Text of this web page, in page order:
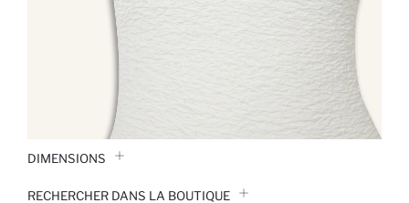
DIMENSIONS
RECHERCHER DANS LA BOUTIQUE